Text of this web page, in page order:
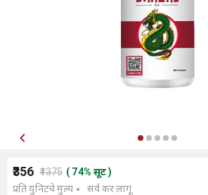
₹356 ₹1375 ( 74% सूट)
प्रति युनिटचे मुल्य
सर्व कर लागू